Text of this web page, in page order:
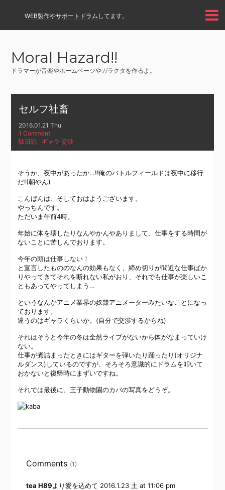
WEB製作やサポートドラム してます。
Moral Hazard!!
ドラマーが音楽やホームページやガラクタを作るよ。
セルフ社畜
2016.01.21 Thu
1 Comment
駄日記
ギャラ ,交渉
そうか、夜中があったか…!!俺のバトルフィールドは夜中に移行
だ!(朝やん)
こんばんは、そしておはようございます。
やっちんです。
ただいま午前4時。
年始に体を壊したりなんやかんやありまして、仕事をする時間が
ないことに苦しんでおります。
今年の頭は仕事しない！
と宣言したもののなんの効果もなく、締め切りが間近な仕事ばか
りやってきてそれを断れない私がおり、それでも仕事が楽しいこ
ともあってやってしまう…
というなんかアニメ業界の奴隷アニメーターみたいなことになっ
ております。
違うのはギャラくらいか。(自分で交渉するからね)
それはそうと今年の冬は全然ライブがないから体がなまっていけ
ない。
仕事が煮詰まったときにはギターを弾いたり踊ったり(オリジナ
ルダンス)しているのですが、そろそろ意識的にドラムを叩いて
おかないと復帰時にまずいですね。
それでは最後に、王子動物園のカバの写真をどうぞ。
Comments (1)
tea H89より愛を込めて 2016.1.23 土 at 11:06 pm